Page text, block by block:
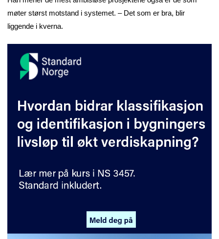
møter størst motstand i systemet. – Det som er bra, blir
liggende i kverna.